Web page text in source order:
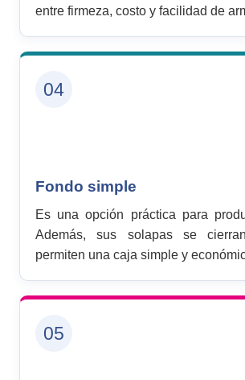
entre firmeza, costo y facilidad de
04
Fondo simple
Es una opción práctica para
Además, sus solapas se
permiten una caja simple y
05